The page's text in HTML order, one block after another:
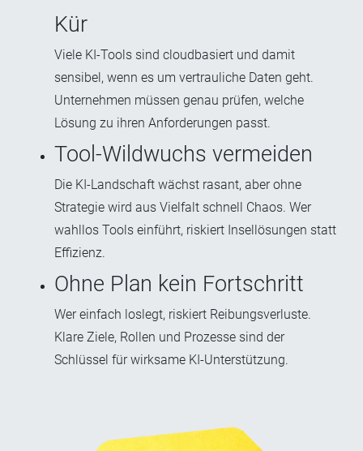
Kür
Viele KI-Tools sind cloudbasiert und damit
sensibel, wenn es um vertrauliche Daten geht.
Unternehmen müssen genau prüfen, welche
Lösung zu ihren Anforderungen passt.
Tool-Wildwuchs vermeiden
Die KI-Landschaft wächst rasant, aber ohne
Strategie wird aus Vielfalt schnell Chaos. Wer
wahllos Tools einführt, riskiert Insellösungen statt
Effizienz.
Ohne Plan kein Fortschritt
Wer einfach loslegt, riskiert Reibungsverluste.
Klare Ziele, Rollen und Prozesse sind der
Schlüssel für wirksame KI-Unterstützung.